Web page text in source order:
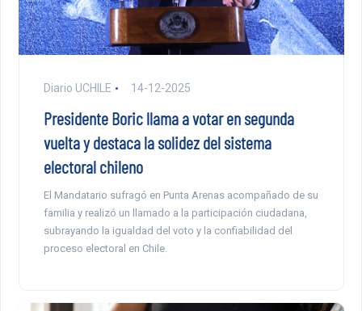
Diario UCHILE 14-12-2025
Presidente Boric llama a votar en segunda
vuelta y destaca la solidez del sistema
electoral chileno
El Mandatario sufragó en Punta Arenas acompañado de su
familia y realizó un llamado a la participación ciudadana,
subrayando la igualdad del voto y la confiabilidad del
proceso electoral en Chile.